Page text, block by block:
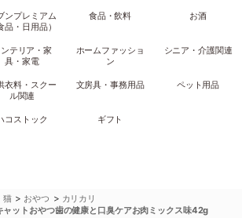
ンプレミアム
品・日用品）
食品・飲料 お酒
テリア・家
具・家電
ホームファッショ
ン
シニア・介護関連
衣料・スクー
ル関連
文房具・事務用品 ペット用品
コストック ギフト
猫 > おやつ > カリカリ
ットおやつ歯の健康と口臭ケアお肉ミックス味42g